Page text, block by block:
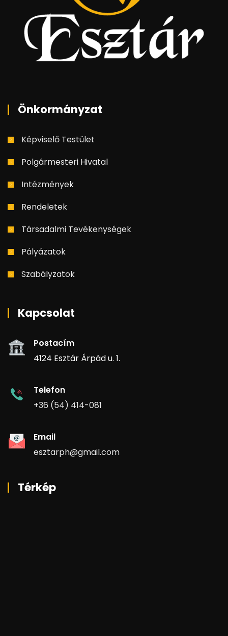
Önkormányzat
Képviselő Testület
Polgármesteri Hivatal
Intézmények
Rendeletek
Társadalmi Tevékenységek
Pályázatok
Szabályzatok
Kapcsolat
Postacím
4124 Esztár Árpád u. 1.
Telefon
+36 (54) 414-081
Email
esztarph@gmail.com
Térkép